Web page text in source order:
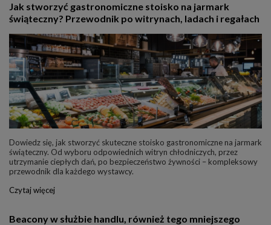
Jak stworzyć gastronomiczne stoisko na jarmark
świąteczny? Przewodnik po witrynach, ladach i regałach
Dowiedz się, jak stworzyć skuteczne stoisko gastronomiczne na jarmark
świąteczny. Od wyboru odpowiednich witryn chłodniczych, przez
utrzymanie ciepłych dań, po bezpieczeństwo żywności – kompleksowy
przewodnik dla każdego wystawcy.
Czytaj więcej
Beacony w służbie handlu, również tego mniejszego